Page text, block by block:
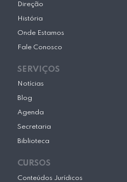
Direção
História
Onde Estamos
Fale Conosco
SERVIÇOS
Notícias
Blog
Agenda
Secretaria
Biblioteca
CURSOS
Conteúdos Jurídicos